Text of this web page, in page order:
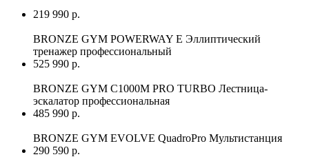
219 990 р.
BRONZE GYM POWERWAY E Эллиптический
тренажер профессиональный
525 990 р.
BRONZE GYM C1000M PRO TURBO Лестница-
эскалатор профессиональная
485 990 р.
BRONZE GYM EVOLVE QuadroPro Мультистанция
290 590 р.